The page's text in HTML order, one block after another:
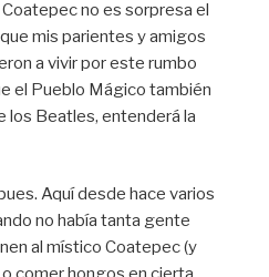
no es sorpresa el
mis parientes y amigos
a vivir por este rumbo
el Pueblo Mágico también
los Beatles, entenderá la
Aquí desde hace varios
no había tanta gente
al místico Coatepec (y